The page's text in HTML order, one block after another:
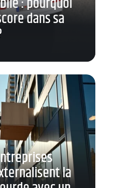
dans sa
la